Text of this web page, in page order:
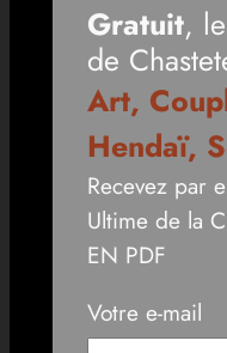
Gratuit,
de
Art,
Hendaï,
Recevez par
Ultime de la
EN PDF
Votre e-mail